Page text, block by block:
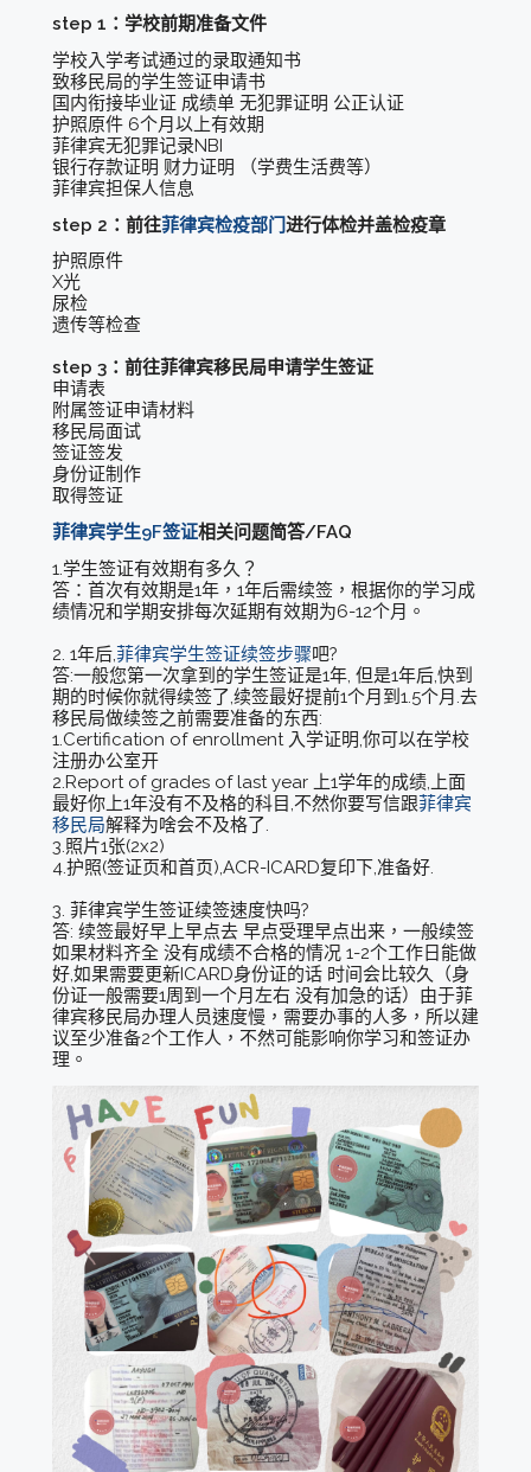
step 1：学校前期准备文件
学校入学考试通过的录取通知书
致移民局的学生签证申请书
国内衔接毕业证 成绩单 无犯罪证明 公正认证
护照原件 6个月以上有效期
菲律宾无犯罪记录NBI
银行存款证明 财力证明 （学费生活费等）
菲律宾担保人信息
step 2：前往菲律宾检疫部门进行体检并盖检疫章
护照原件
X光
尿检
遗传等检查
step 3：前往菲律宾移民局申请学生签证
申请表
附属签证申请材料
移民局面试
签证签发
身份证制作
取得签证
菲律宾学生9F签证相关问题简答/FAQ
1.学生签证有效期有多久？
答：首次有效期是1年，1年后需续签，根据你的学习成
绩情况和学期安排每次延期有效期为6-12个月。
2. 1年后,菲律宾学生签证续签步骤吧?
答:一般您第一次拿到的学生签证是1年, 但是1年后,快到
期的时候你就得续签了,续签最好提前1个月到1.5个月.去
移民局做续签之前需要准备的东西:
1.Certification of enrollment 入学证明,你可以在学校
注册办公室开
2.Report of grades of last year 上1学年的成绩,上面
最好你上1年没有不及格的科目,不然你要写信跟菲律宾
移民局解释为啥会不及格了.
3.照片1张(2x2)
4.护照(签证页和首页),ACR-ICARD复印下,准备好.
3. 菲律宾学生签证续签速度快吗?
答: 续签最好早上早点去 早点受理早点出来，一般续签
如果材料齐全 没有成绩不合格的情况 1-2个工作日能做
好,如果需要更新ICARD身份证的话 时间会比较久（身
份证一般需要1周到一个月左右 没有加急的话）由于菲
律宾移民局办理人员速度慢，需要办事的人多，所以建
议至少准备2个工作人，不然可能影响你学习和签证办
理。